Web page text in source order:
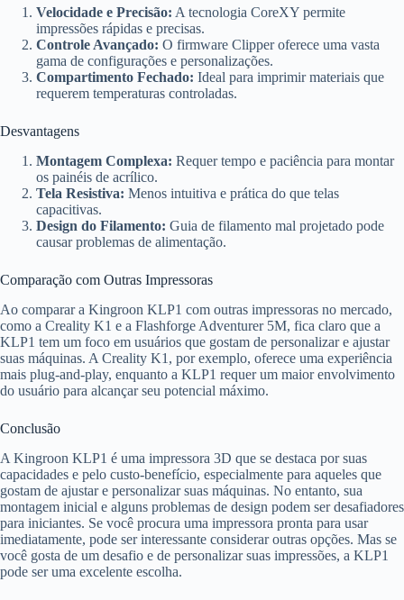
Velocidade e Precisão: A tecnologia CoreXY permite
impressões rápidas e precisas.
Controle Avançado: O firmware Clipper oferece uma vasta
gama de configurações e personalizações.
Compartimento Fechado: Ideal para imprimir materiais que
requerem temperaturas controladas.
Desvantagens
Montagem Complexa: Requer tempo e paciência para montar
os painéis de acrílico.
Tela Resistiva: Menos intuitiva e prática do que telas
capacitivas.
Design do Filamento: Guia de filamento mal projetado pode
causar problemas de alimentação.
Comparação com Outras Impressoras
Ao comparar a Kingroon KLP1 com outras impressoras no mercado,
como a Creality K1 e a Flashforge Adventurer 5M, fica claro que a
KLP1 tem um foco em usuários que gostam de personalizar e ajustar
suas máquinas. A Creality K1, por exemplo, oferece uma experiência
mais plug-and-play, enquanto a KLP1 requer um maior envolvimento
do usuário para alcançar seu potencial máximo.
Conclusão
A Kingroon KLP1 é uma impressora 3D que se destaca por suas
capacidades e pelo custo-benefício, especialmente para aqueles que
gostam de ajustar e personalizar suas máquinas. No entanto, sua
montagem inicial e alguns problemas de design podem ser desafiadores
para iniciantes. Se você procura uma impressora pronta para usar
imediatamente, pode ser interessante considerar outras opções. Mas se
você gosta de um desafio e de personalizar suas impressões, a KLP1
pode ser uma excelente escolha.